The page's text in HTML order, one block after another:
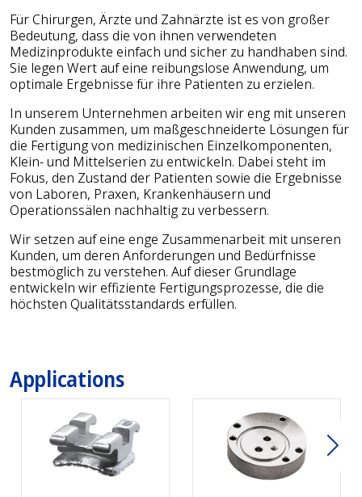
Für Chirurgen, Ärzte und Zahnärzte ist es von großer
Bedeutung, dass die von ihnen verwendeten
Medizinprodukte einfach und sicher zu handhaben sind.
Sie legen Wert auf eine reibungslose Anwendung, um
optimale Ergebnisse für ihre Patienten zu erzielen.
In unserem Unternehmen arbeiten wir eng mit unseren
Kunden zusammen, um maßgeschneiderte Lösungen für
die Fertigung von medizinischen Einzelkomponenten,
Klein- und Mittelserien zu entwickeln. Dabei steht im
Fokus, den Zustand der Patienten sowie die Ergebnisse
von Laboren, Praxen, Krankenhäusern und
Operationssälen nachhaltig zu verbessern.
Wir setzen auf eine enge Zusammenarbeit mit unseren
Kunden, um deren Anforderungen und Bedürfnisse
bestmöglich zu verstehen. Auf dieser Grundlage
entwickeln wir effiziente Fertigungsprozesse, die die
höchsten Qualitätsstandards erfüllen.
Applications